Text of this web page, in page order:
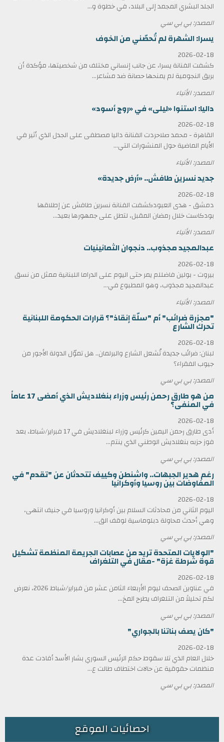
الجلد البشري المجمد إلى البلاد، في خطوة و...
المصدر: بي بي سي
يسرا: الشهرة لم تُحصّني من الخوف
2026-02-18
كشفت الفنانة يسرا، عن جانب إنساني مختلف من شخصيتها، مؤكدة أن
بريق النجومية لم يمنحها حصانة ضد مشاعر...
المصدر: الأنباء
داليا: استنوا «ليلى» في «روج أسود»
2026-02-18
القاهرة - محمد صلاحردت الفنانة داليا مصطفى على الجدل الذي أثير في
الأيام الماضية حول المنشورات التي...
المصدر: الأنباء
جديد نسرين طافش.. «أرض جديدة»
2026-02-18
دمشق - هدى العبودكشفت الفنانة نسرين طافش عن إطلاقها
بودكاست خلال رمضان المقبل، لتطل على جمهورها بعيد...
المصدر: الأنباء
عبدالمجيد مجذوب.. دنجوان الثمانينيات
2026-02-18
بيروت - بولين فاضللم يمر حتى اليوم على الدراما اللبنانية ممثل من نسق
عبدالمجيد مجذوب، وهو المطبوع في...
المصدر: الأنباء
"مجزرة ضرائب" أم "سلّة إنقاذ"؟ قرارات الحكومة اللبنانية
تحرك الشارع
2026-02-18
لبنان: ضرائب جديدة تُشعل الشارع والبرلمان.. هل تموّل الدولة الأجور من
جيوب الفقراء؟
المصدر: بي بي سي
من هو طارق رحمن رئيس وزراء بنغلاديش الذي أمضى 17 عاماً
في المنفى؟
2026-02-18
أدى طارق رحمن اليمين كرئيس وزراء لبنغلاديش في 17 فبراير/شباط، بعد
فوز حزبه بنغلاديش الوطني الذي ينتم...
المصدر: بي بي سي
رغم هدير الجبهات.. واشنطن وكييف تتحدثان عن "تقدم" في
المفاوضات بين روسيا وأوكرانيا
2026-02-18
اليوم الثاني من محادثات السلام بين أوكرانيا وروسيا في جنيف انتهى،
وهي أحدث محاولة دبلوماسية لوقف الق...
المصدر: بي بي سي
"الولايات المتحدة تريد من عصابات الجريمة المنظمة تشكيل
قوة شرطة غزة" -مقال في التلغراف
2026-02-18
في عناوين الصحف ليوم الأربعاء الثامن عشر من فبراير/شباط 2026، نعرض
لكم تحليلاً من التلغراف يطرح المخ...
المصدر: بي بي سي
"كان يصف بناتنا بالجواري"
2026-02-18
خلال العام الذي تلا سقوط حكم الرئيس السوري بشار الأسد أفادت عدة
منظمات حقوقية عن حالات اختطاف طالت ع...
المصدر: بي بي سي
احصائيات الموقع